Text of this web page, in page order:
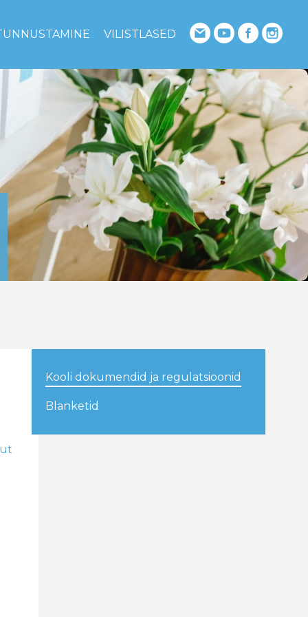
VILISTLASED
Kooli dokumendid ja regulatsioonid
Blanketid